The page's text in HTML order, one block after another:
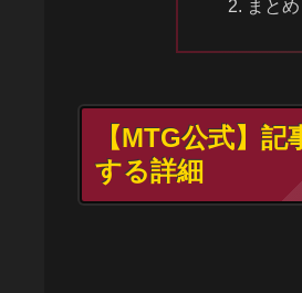
まとめ
【MTG公式】
する詳細